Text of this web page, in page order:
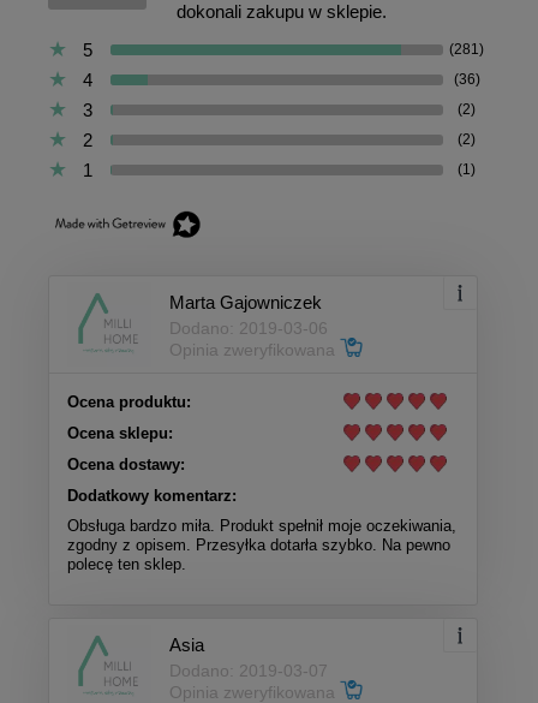
dokonali zakupu w sklepie.
5
(281)
4 (36)
3 (2)
2 (2)
1 (1)
Marta Gajowniczek
Dodano: 2019-03-06
Opinia zweryfikowana
Ocena produktu:
Ocena sklepu:
Ocena dostawy:
Dodatkowy komentarz:
Obsługa bardzo miła. Produkt spełnił moje oczekiwania,
zgodny z opisem. Przesyłka dotarła szybko. Na pewno
polecę ten sklep.
Asia
Dodano: 2019-03-07
Opinia zweryfikowana